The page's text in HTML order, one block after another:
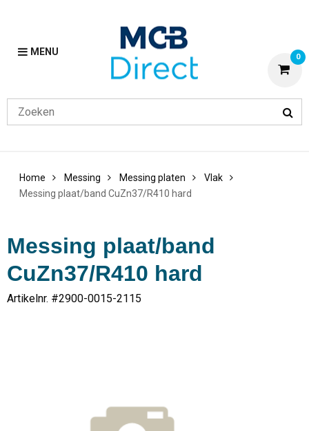
MENU 0
Home Messing Messing platen
Vlak
Messing plaat/band CuZn37/R410 hard
Messing plaat/band
CuZn37/R410 hard
Artikelnr. #2900-0015-2115